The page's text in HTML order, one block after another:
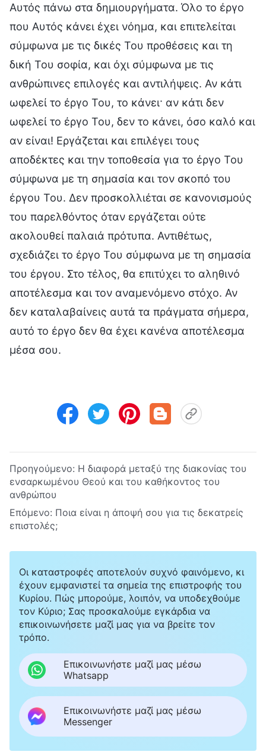
Αυτός πάνω στα δημιουργήματα. Όλο το έργο
που Αυτός κάνει έχει νόημα, και επιτελείται
σύμφωνα με τις δικές Του προθέσεις και τη
δική Του σοφία, και όχι σύμφωνα με τις
ανθρώπινες επιλογές και αντιλήψεις. Αν κάτι
ωφελεί το έργο Του, το κάνει· αν κάτι δεν
ωφελεί το έργο Του, δεν το κάνει, όσο καλό και
αν είναι! Εργάζεται και επιλέγει τους
αποδέκτες και την τοποθεσία για το έργο Του
σύμφωνα με τη σημασία και τον σκοπό του
έργου Του. Δεν προσκολλιέται σε κανονισμούς
του παρελθόντος όταν εργάζεται ούτε
ακολουθεί παλαιά πρότυπα. Αντιθέτως,
σχεδιάζει το έργο Του σύμφωνα με τη σημασία
του έργου. Στο τέλος, θα επιτύχει το αληθινό
αποτέλεσμα και τον αναμενόμενο στόχο. Αν
δεν καταλαβαίνεις αυτά τα πράγματα σήμερα,
αυτό το έργο δεν θα έχει κανένα αποτέλεσμα
μέσα σου.
Προηγούμενο: Η διαφορά μεταξύ της διακονίας του
ενσαρκωμένου Θεού και του καθήκοντος του
ανθρώπου
Επόμενο: Ποια είναι η άποψή σου για τις δεκατρείς
επιστολές;
Οι καταστροφές αποτελούν συχνό φαινόμενο, κι
έχουν εμφανιστεί τα σημεία της επιστροφής του
Κυρίου. Πώς μπορούμε, λοιπόν, να υποδεχθούμε
τον Κύριο; Σας προσκαλούμε εγκάρδια να
επικοινωνήσετε μαζί μας για να βρείτε τον
τρόπο.
Επικοινωνήστε μαζί μας μέσω
Whatsapp
Επικοινωνήστε μαζί μας μέσω
Messenger